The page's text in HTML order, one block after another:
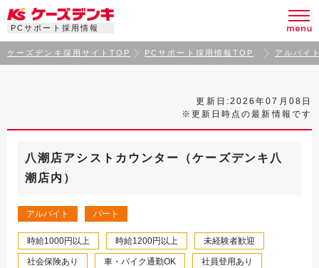
PCサポート採用情報
ケーズデンキ採用サイトTOP PCサポート採用情報TOP アルバイ
更新日:2026年07月08日
※更新日時点の最新情報です
八潮店アシストカウンター（ケーズデンキ八
潮店内）
アルバイト パート
時給1000円以上 時給1200円以上 未経験者歓迎
社会保険あり 車・バイク通勤OK 社員登用あり